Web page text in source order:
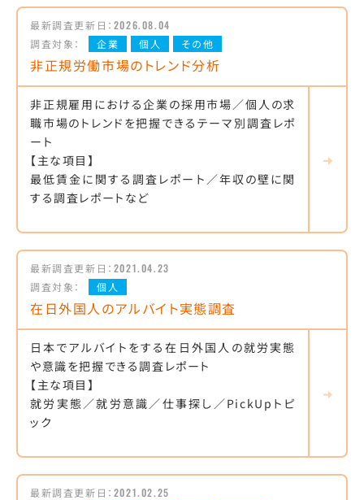
最新調査更新日： 2026.08.04
調査対象：
企業 個人 その他
非正規労働市場のトレンド分析
非正規雇用における企業の採用市場／個人の求
職市場のトレンドを把握できるテーマ別調査レポ
ート
【主な項目】
最低賃金に関する調査レポート／年収の壁に関
する調査レポートなど
最新調査更新日： 2021.04.23
調査対象：
個人
在日外国人のアルバイト実態調査
日本でアルバイトをする在日外国人の就労実態
や意識を把握できる調査レポート
【主な項目】
就労実態／就労意識／仕事探し／PickUpトピ
ック
最新調査更新日： 2021.02.25